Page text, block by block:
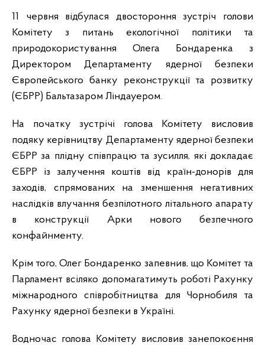
11 червня відбулася двостороння зустріч голови
Комітету з питань екологічної політики та
природокористування Олега Бондаренка з
Директором Департаменту ядерної безпеки
Європейського банку реконструкції та розвитку
(ЄБРР) Бальтазаром Ліндауером.
На початку зустрічі голова Комітету висловив
подяку керівництву Департаменту ядерної безпеки
ЄБРР за плідну співпрацю та зусилля, які докладає
ЄБРР із залучення коштів від країн-донорів для
заходів, спрямованих на зменшення негативних
наслідків влучання безпілотного літального апарату
в конструкції Арки нового безпечного
конфайнменту.
Крім того, Олег Бондаренко запевнив, що Комітет та
Парламент всіляко допомагатимуть роботі Рахунку
міжнародного співробітництва для Чорнобиля та
Рахунку ядерної безпеки в Україні.
Водночас голова Комітету висловив занепокоєння